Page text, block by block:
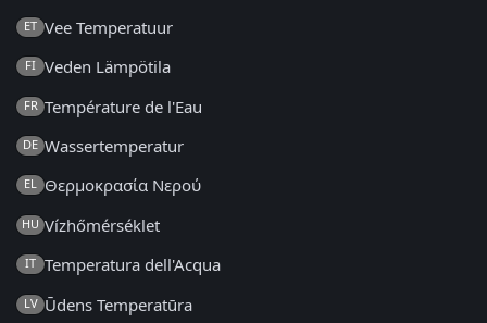
ET Vee Temperatuur
FI Veden Lämpötila
FR Température de l'Eau
DE Wassertemperatur
EL Θερμοκρασία Νερού
HU Vízhőmérséklet
IT Temperatura dell'Acqua
LV Ūdens Temperatūra